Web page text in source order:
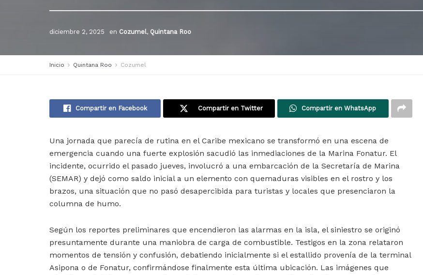
diciembre 2, 2025 en Cozumel, Quintana Roo
Inicio Quintana Roo Cozumel
Compartir en Facebook Compartir en Twitter Compartir en WhatsApp
Una jornada que parecía de rutina en el Caribe mexicano se transformó en una escena de
emergencia cuando una fuerte explosión sacudió las inmediaciones de la Marina Fonatur. El
incidente, ocurrido el pasado jueves, involucró a una embarcación de la Secretaría de Marina
(SEMAR) y dejó como saldo inicial a un elemento con quemaduras visibles en el rostro y los
brazos, una situación que no pasó desapercibida para turistas y locales que presenciaron la
columna de humo.
Según los reportes preliminares que encendieron las alarmas en la isla, el siniestro se originó
presuntamente durante una maniobra de carga de combustible. Testigos en la zona relataron
momentos de tensión y confusión, debatiendo inicialmente si el estallido provenía de la terminal
Asipona o de Fonatur, confirmándose finalmente esta última ubicación. Las imágenes que